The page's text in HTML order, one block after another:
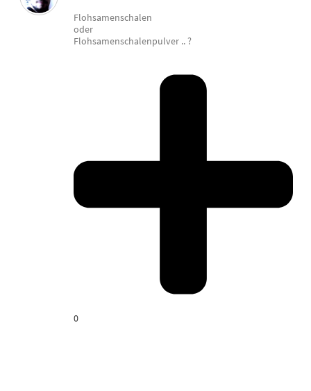
Flohsamenschalen
oder
Flohsamenschalenpulver .. ?
0